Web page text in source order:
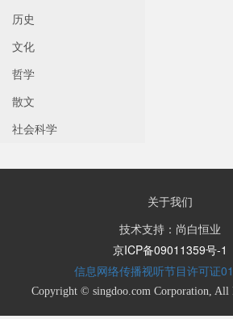
历史
文化
哲学
散文
社会科学
关于我们
技术支持：尚白恒业
京ICP备09011359号-1
信息网络传播视听节目许可证
Copyright © singdoo.com Corporation, All